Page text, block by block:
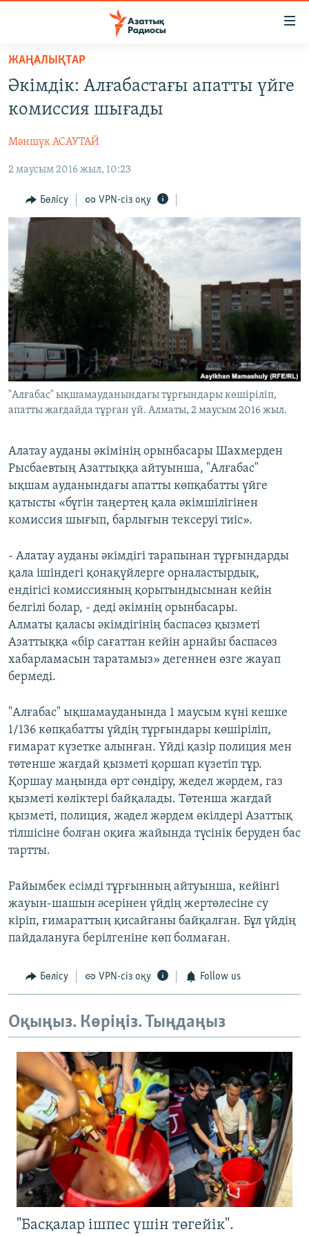
Skip
main
content
to
Navigation
Search
САЯСАТ
ҚАҢТАР ОҚИҒАСЫ
АДАМ ҚҰҚЫҚТАРЫ
ӘЛЕУМЕТ
ӘЛЕМ
АРНАЙЫ ЖОБАЛАР
Русский
ЖАЗЫЛЫҢЫЗ
Басқа тілдерде
ЖАҢАЛЫҚТАР
Әкімдік: Алғабастағы апатты үйге
комиссия шығады
Мәншүк АСАУТАЙ
2 маусым 2016 жыл, 10:23
Бөлісу VPN-сіз оқу
"Алғабас" ықшамауданындағы тұрғындары көшіріліп,
апатты жағдайда тұрған үй. Алматы, 2 маусым 2016 жыл.
Алатау ауданы әкімінің орынбасары Шахмерден
Рысбаевтың Азаттыққа айтуынша, "Алғабас"
ықшам ауданындағы апатты көпқабатты үйге
қатысты «бүгін таңертең қала әкімшілігінен
комиссия шығып, барлығын тексеруі тиіс».
- Алатау ауданы әкімдігі тарапынан тұрғындарды
қала ішіндегі қонақүйлерге орналастырдық,
ендігісі комиссияның қорытындысынан кейін
белгілі болар, - деді әкімнің орынбасары.
Алматы қаласы әкімдігінің баспасөз қызметі
Азаттыққа «бір сағаттан кейін арнайы баспасөз
хабарламасын таратамыз» дегеннен өзге жауап
бермеді.
"Алғабас" ықшамауданында 1 маусым күні кешке
1/136 көпқабатты үйдің тұрғындары көшіріліп,
ғимарат күзетке алынған. Үйді қазір полиция мен
төтенше жағдай қызметі қоршап күзетіп тұр.
Қоршау маңында өрт сөндіру, жедел жәрдем, газ
қызметі көліктері байқалады. Төтенша жағдай
қызметі, полиция, жәдел жәрдем өкілдері Азаттық
тілшісіне болған оқиға жайында түсінік беруден бас
тартты.
Райымбек есімді тұрғынның айтуынша, кейінгі
жауын-шашын әсерінен үйдің жертөлесіне су
кіріп, ғимараттың қисайғаны байқалған. Бұл үйдің
пайдалануға берілгеніне көп болмаған.
Бөлісу VPN-сіз оқу Follow us
Оқыңыз. Көріңіз. Тыңдаңыз
"Басқалар ішпес үшін төгейік".